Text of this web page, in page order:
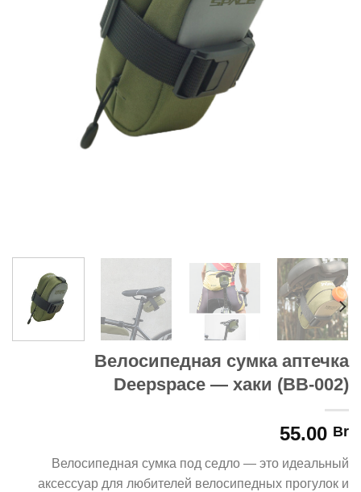
Велосипедная сумка аптечка
Deepspace — хаки (BB-002)
55.00 Br
Велосипедная сумка под седло — это идеальный
аксессуар для любителей велосипедных прогулок и